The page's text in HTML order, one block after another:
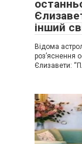
інший
Відома
роз’яснення
Єлизавети: